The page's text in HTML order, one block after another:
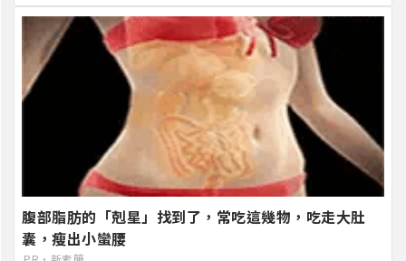
腹部脂肪的「剋星」找到了，常吃這幾物，吃走大肚
囊，瘦出小蠻腰